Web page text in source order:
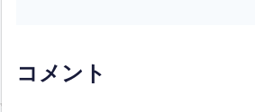
コメント